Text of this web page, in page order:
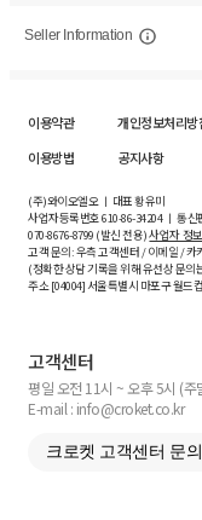
Seller Information
이용약관 개인정보처리방
이용방법
공지사항
(주)와이오엘오 ㅣ 대표 황유미
사업자등록번호610-86-34204ㅣ 통신
070-8676-8799 (발신 전용)사업자 정
고객 문의: 우측 고객센터 / 이메일 /
(정확한 상담 기록을 위해 유선상 문의
주소 [04004] 서울특별시 마포구 월드
고객센터
평일 오전 11시 ~ 오후 5시 (주
E-mail : info@croket.co.kr
크로켓 고객센터 문의